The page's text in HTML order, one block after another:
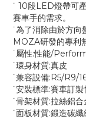
˙ 10段LED燈帶可
賽車手的需求。
˙為了消除由於方
MOZA研發的專利
˙屬性:性能/
˙環身材質:真皮
˙兼容設備:R5/R9/
˙安裝標準:賽車訂
˙骨架材質:拉絲鋁合
˙面板材質:鍛造碳纖